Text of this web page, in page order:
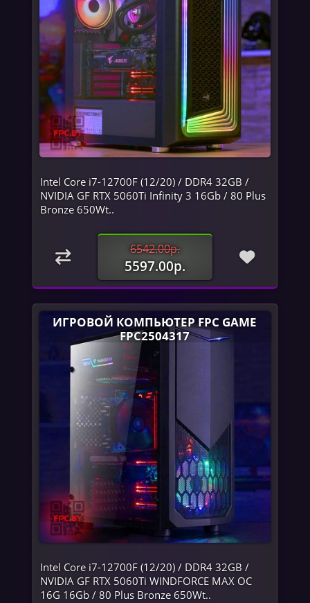
Intel Core i7-12700F (12/20) / DDR4 32GB /
NVIDIA GF RTX 5060Ti Infinity 3 16Gb / 80 Plus
Bronze 650Wt..
6542.00р.
5597.00р.
ИГРОВОЙ КОМПЬЮТЕР FPC GAME
FPC2504317
Intel Core i7-12700F (12/20) / DDR4 32GB /
NVIDIA GF RTX 5060Ti WINDFORCE MAX OC
16G 16Gb / 80 Plus Bronze 650Wt..